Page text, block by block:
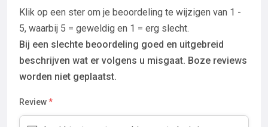
Klik op een ster om je beoordeling te wijzigen van 1 -
5, waarbij 5 = geweldig en 1 = erg slecht.
Bij een slechte beoordeling goed en uitgebreid
beschrijven wat er volgens u misgaat. Boze reviews
worden niet geplaatst.
Review*